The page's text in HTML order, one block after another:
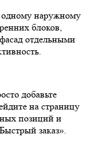
наружному
блоков,
отдельными
добавьте
на страницу
позиций и
заказ».